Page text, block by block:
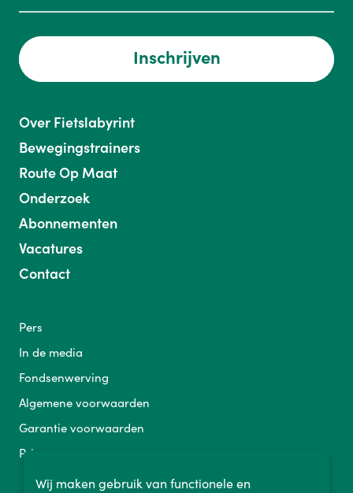
Inschrijven
Over Fietslabyrint
Bewegingstrainers
Route Op Maat
Onderzoek
Abonnementen
Vacatures
Contact
Pers
In de media
Fondsenwerving
Algemene voorwaarden
Garantie voorwaarden
Privacy
Wij maken gebruik van functionele en